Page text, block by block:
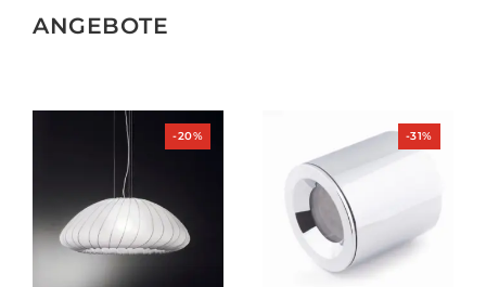
ANGEBOTE
-20%Produkt
im
-31%Produkt
im